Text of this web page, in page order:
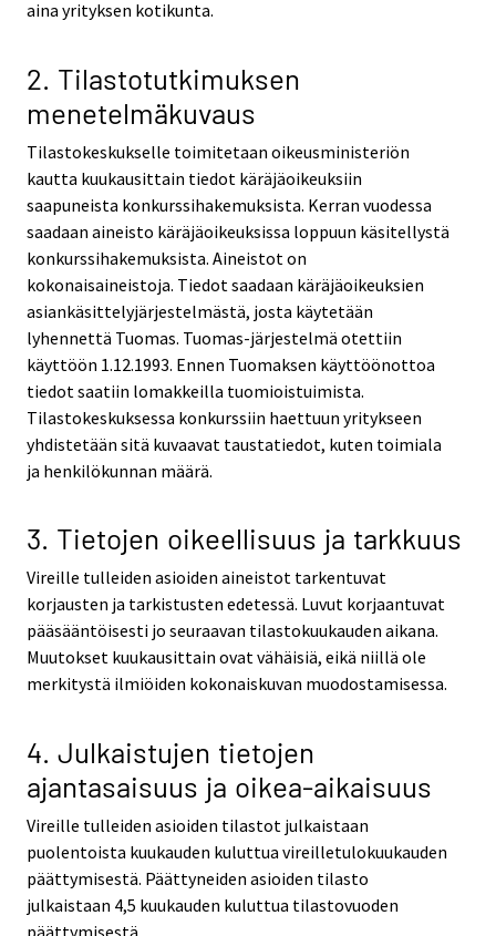
aina yrityksen kotikunta.
2. Tilastotutkimuksen
menetelmäkuvaus
Tilastokeskukselle toimitetaan oikeusministeriön
kautta kuukausittain tiedot käräjäoikeuksiin
saapuneista konkurssihakemuksista. Kerran vuodessa
saadaan aineisto käräjäoikeuksissa loppuun käsitellystä
konkurssihakemuksista. Aineistot on
kokonaisaineistoja. Tiedot saadaan käräjäoikeuksien
asiankäsittelyjärjestelmästä, josta käytetään
lyhennettä Tuomas. Tuomas-järjestelmä otettiin
käyttöön 1.12.1993. Ennen Tuomaksen käyttöönottoa
tiedot saatiin lomakkeilla tuomioistuimista.
Tilastokeskuksessa konkurssiin haettuun yritykseen
yhdistetään sitä kuvaavat taustatiedot, kuten toimiala
ja henkilökunnan määrä.
3. Tietojen oikeellisuus ja tarkkuus
Vireille tulleiden asioiden aineistot tarkentuvat
korjausten ja tarkistusten edetessä. Luvut korjaantuvat
pääsääntöisesti jo seuraavan tilastokuukauden aikana.
Muutokset kuukausittain ovat vähäisiä, eikä niillä ole
merkitystä ilmiöiden kokonaiskuvan muodostamisessa.
4. Julkaistujen tietojen
ajantasaisuus ja oikea-aikaisuus
Vireille tulleiden asioiden tilastot julkaistaan
puolentoista kuukauden kuluttua vireilletulokuukauden
päättymisestä. Päättyneiden asioiden tilasto
julkaistaan 4,5 kuukauden kuluttua tilastovuoden